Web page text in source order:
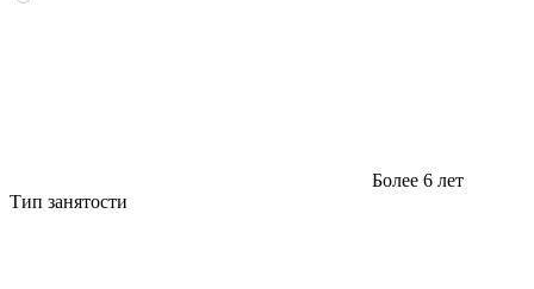
Более 6 лет
Тип занятости